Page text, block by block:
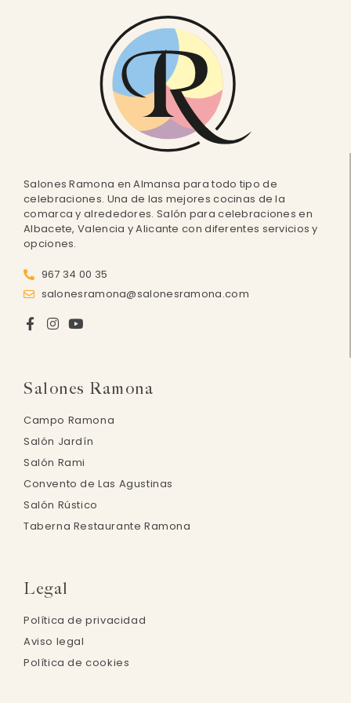
Salones Ramona en Almansa para todo tipo de
celebraciones. Una de las mejores cocinas de la
comarca y alrededores. Salón para celebraciones en
Albacete, Valencia y Alicante con diferentes servicios y
opciones.
967 34 00 35
salonesramona@salonesramona.com
Salones Ramona
Campo Ramona
Salón Jardín
Salón Rami
Convento de Las Agustinas
Salón Rústico
Taberna Restaurante Ramona
Legal
Política de privacidad
Aviso legal
Política de cookies